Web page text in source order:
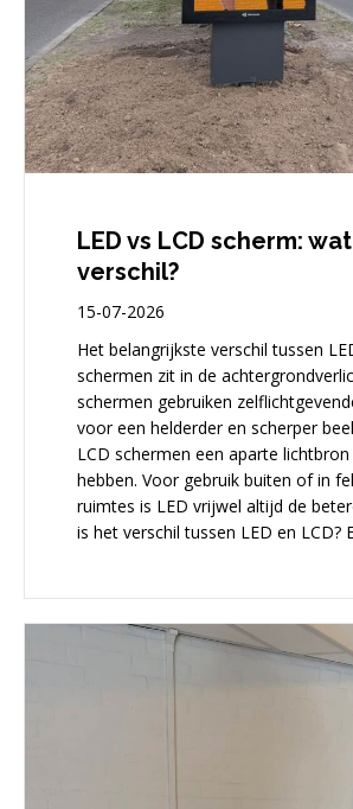
LED vs LCD scherm:
verschil?
15-07-2026
Het belangrijkste verschil tussen
schermen zit in de
schermen gebruiken
voor een helderder en scherper
LCD schermen een aparte
hebben. Voor gebruik buiten of in
ruimtes is LED vrijwel altijd de
is het verschil tussen LED en LCD?